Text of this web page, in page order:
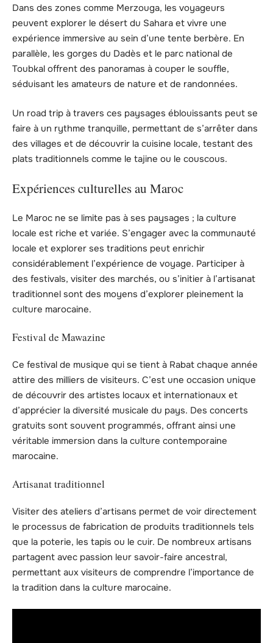
Dans des zones comme Merzouga, les voyageurs
peuvent explorer le désert du Sahara et vivre une
expérience immersive au sein d’une tente berbère. En
parallèle, les gorges du Dadès et le parc national de
Toubkal offrent des panoramas à couper le souffle,
séduisant les amateurs de nature et de randonnées.
Un road trip à travers ces paysages éblouissants peut se
faire à un rythme tranquille, permettant de s’arrêter dans
des villages et de découvrir la cuisine locale, testant des
plats traditionnels comme le tajine ou le couscous.
Expériences culturelles au Maroc
Le Maroc ne se limite pas à ses paysages ; la culture
locale est riche et variée. S’engager avec la communauté
locale et explorer ses traditions peut enrichir
considérablement l’expérience de voyage. Participer à
des festivals, visiter des marchés, ou s’initier à l’artisanat
traditionnel sont des moyens d’explorer pleinement la
culture marocaine.
Festival de Mawazine
Ce festival de musique qui se tient à Rabat chaque année
attire des milliers de visiteurs. C’est une occasion unique
de découvrir des artistes locaux et internationaux et
d’apprécier la diversité musicale du pays. Des concerts
gratuits sont souvent programmés, offrant ainsi une
véritable immersion dans la culture contemporaine
marocaine.
Artisanat traditionnel
Visiter des ateliers d’artisans permet de voir directement
le processus de fabrication de produits traditionnels tels
que la poterie, les tapis ou le cuir. De nombreux artisans
partagent avec passion leur savoir-faire ancestral,
permettant aux visiteurs de comprendre l’importance de
la tradition dans la culture marocaine.